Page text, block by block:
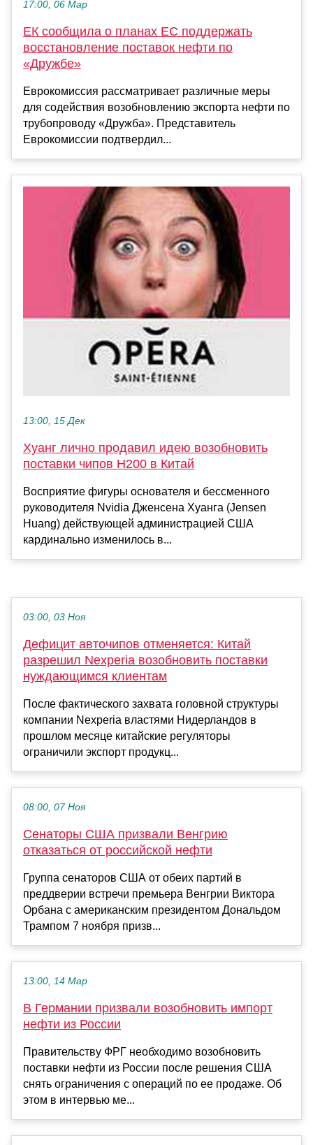
17:00, 06 Мар
ЕК сообщила о планах ЕС поддержать
восстановление поставок нефти по
«Дружбе»
Еврокомиссия рассматривает различные меры
для содействия возобновлению экспорта нефти по
трубопроводу «Дружба». Представитель
Еврокомиссии подтвердил...
13:00, 15 Дек
Хуанг лично продавил идею возобновить
поставки чипов H200 в Китай
Восприятие фигуры основателя и бессменного
руководителя Nvidia Дженсена Хуанга (Jensen
Huang) действующей администрацией США
кардинально изменилось в...
03:00, 03 Ноя
Дефицит авточипов отменяется: Китай
разрешил Nexperia возобновить поставки
нуждающимся клиентам
После фактического захвата головной структуры
компании Nexperia властями Нидерландов в
прошлом месяце китайские регуляторы
ограничили экспорт продукц...
08:00, 07 Ноя
Сенаторы США призвали Венгрию
отказаться от российской нефти
Группа сенаторов США от обеих партий в
преддверии встречи премьера Венгрии Виктора
Орбана с американским президентом Дональдом
Трампом 7 ноября призв...
13:00, 14 Мар
В Германии призвали возобновить импорт
нефти из России
Правительству ФРГ необходимо возобновить
поставки нефти из России после решения США
снять ограничения с операций по ее продаже. Об
этом в интервью ме...